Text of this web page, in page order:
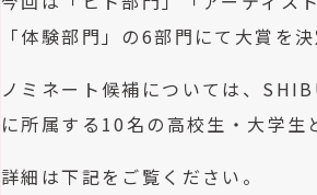
「体験部門」の6部門にて大賞を決
ノミネート候補については、
に所属する10名の高校生・大学生
詳細は下記をご覧ください。